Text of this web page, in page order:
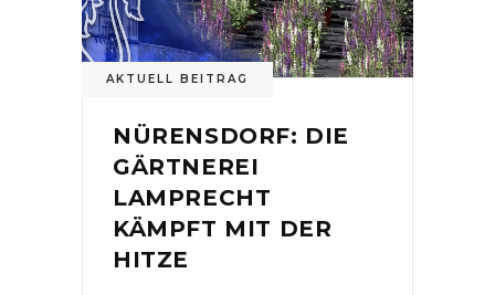
AKTUELL BEITRAG
NÜRENSDORF: DIE
GÄRTNEREI
LAMPRECHT
KÄMPFT MIT DER
HITZE